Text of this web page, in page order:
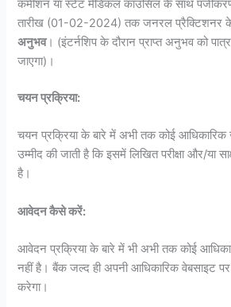
कमीशन या स्टेट मेडिकल काउंसिल के साथ पंजीकरण
तारीख (01-02-2024) तक जनरल प्रैक्टिशनर
अनुभव। (इंटर्नशिप के दौरान प्राप्त अनुभव को
जाएगा)।
चयन प्रक्रिया:
चयन प्रक्रिया के बारे में अभी तक कोई आधिकारिक
उम्मीद की जाती है कि इसमें लिखित परीक्षा और/या
है।
आवेदन कैसे करें:
आवेदन प्रक्रिया के बारे में भी अभी तक कोई
नहीं है। बैंक जल्द ही अपनी आधिकारिक वेबसाइट
करेगा।